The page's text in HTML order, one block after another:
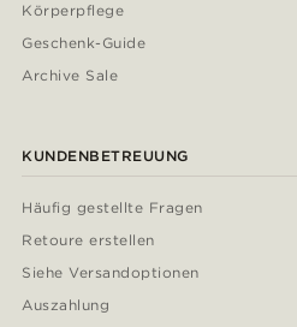
Körperpflege
Geschenk-Guide
Archive Sale
KUNDENBETREUUNG
Häufig gestellte Fragen
Retoure erstellen
Siehe Versandoptionen
Auszahlung